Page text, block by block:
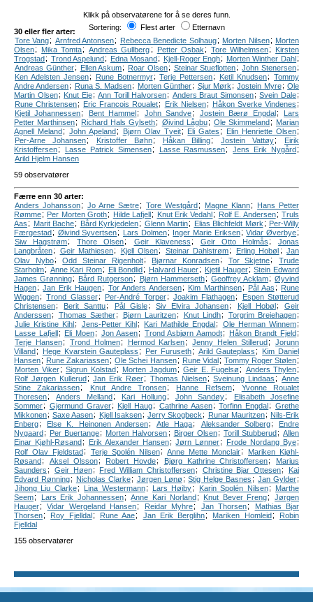
Klikk på observatørene for å se deres funn.
Sortering:
Flest arter Etternavn
30 eller fler arter:
Tore Vang; Arnfred Antonsen; Rebecca Benedicte Solhaug; Morten Nilsen; Morten
Olsen; Mika Tomta; Andreas Gullberg ; Petter Osbak ; Tore Wilhelmsen;
Kirsten
Trogstad; Trond Aspelund; Edna Mosand; Kjell-Roger Engh; Morten Winther Dahl;
Andreas Günther; Ellen Askum; Roar Olsen; Steinar Stueflotten; John Stenersen;
Ken Adelsten Jensen; Rune Botnermyr ; Terje Pettersen; Ketil Knudsen; Tommy
Andre Andersen; Runa S. Madsen; Morten Günther; Sjur Mørk ; Jostein Myre; Ole
Martin Olsen ; Knut Eie; Ann Torill Halvorsen; Anders Braut Simonsen; Svein Dale;
Rune Christensen; Eric Francois Roualet; Erik Nielsen; Håkon Sverke Vindenes ;
Kjetil Johannessen; Bent Hammel; John Sandve; Jostein Bærø Engdal;
Lars
Petter Marthinsen; Richard Hals Gylseth; Øivind Lågbu; Ole Skimmeland; Marian
Agnell Meland; John Apeland; Bjørn Olav Tveit ; Eli Gates ; Elin Henriette Olsen;
Per-Arne Johansen; Kristoffer Bøhn; Håkan Billing; Jostein Vattøy;
Eirik
Kristoffersen; Lasse Patrick Simensen; Lasse Rasmussen; Jens Erik Nygård;
Arild Hjelm Hansen
59 observatører
Færre enn 30 arter:
Anders Johansson; Jo Arne Sætre; Tore Westgård ; Magne Klann;
Hans Petter
Rømme; Per Morten Groth; Hilde Lafjell ; Knut Erik Vedahl ; Rolf E. Andersen; Truls
Aas ; Marit Bache; Bård Kyrkjedelen; Glenn Martin; Elias Blichfeldt Mørk ; Per-Willy
Færgestad ; Øivind Syvertsen; Lars Dolmen; Inger Marie Eriksen; Vidar Øverbye;
Siw Hagstrøm; Thore Olsen; Geir Klaveness ; Geir Otto Holmås ; Jonas
Langbråten; Geir Mathiesen; Kjell Olsen; Steinar Dahlstrøm; Erling Hobøl ; Jan
Olav Nybo; Odd Steinar Rigenholt; Bjørnar Konradsen; Tor Skjetne; Trude
Starholm; Anne Kari Rom; Eli Bondlid; Halvard Hauer; Kjetil Hauger; Stein Edward
James Grønning; Bård Rutgerson; Bjørn Hammerseth; Geoffrey Acklam; Øyvind
Hagen; Jan Erik Haugen; Tor Anders Andersen; Kim Marthinsen; Pål Aas ; Rune
Wiggen; Trond Glasser; Per-André Torper ; Joakim Flathagen;
Espen Støtterud
Christensen; Berit Santtu; Pål Gisle; Siv Elvira Johansen; Kjell Hobøl; Geir
Anderssen; Thomas Sæther; Bjørn Lauritzen; Knut Lindh; Torgrim Breiehagen;
Julie Kristine Kihl; Jens-Petter Kihl; Kari Mathilde Engdal; Ole Herman Winnem;
Lasse Lafjell; Eli Moen; Jon Aasen; Trond Asbjørn Aamodt; Håkon Brandt Fjeld;
Terje Hansen; Trond Holmen; Hermod Karlsen; Jenny Helen Stillerud; Jorunn
Villand; Hege Kvarstein Gauteplass ; Per Furuseth; Arild Gauteplass ;
Kim Daniel
Hansen; Rune Zakariassen; Ole Schei Hansen ; Rune Vidal; Tommy Roger Stølen;
Morten Viker ; Sigrun Kolstad ; Morten Jagdum ; Geir E. Fugelsø ; Anders Thylen;
Rolf Jørgen Kullerud; Jan Erik Røer; Thomas Nielsen; Sveinung Lindaas ; Anne
Stine Zakariassen; Knut Andre Tronsen; Hanne Refsem ;
Yvonne Roualet
Thoresen; Anders Melland ; Kari Hollung ; John Sandøy;
Elisabeth Josefine
Sommer; Gjermund Graver ; Kjell Haug; Cathrine Aasen; Torfinn Engdal ; Grethe
Mikkonen; Saxe Aasen; Kjell Isaksen; Jerry Skogbeck ; Runar Mauritzen; Nils-Erik
Enberg; Else K. Heinonen Andersen; Atle Haga; Aleksander Solberg;
Endre
Nygaard ; Per Buertange; Morten Halvorsen ; Birger Olsen; Torill Stubberud ; Allen
Einar Kjøhl-Røsand ; Erik Alexander Hansen ; Jørn Lønner; Frode Nordang Bye;
Rolf Olav Fjeldstad; Terje Spolén Nilsen ; Anne Mette Monclair;
Mariken Kjøhl-
Røsand; Aksel Olsson ; Robert Hovde; Bjørg Kathrine Christoffersen;
Marius
Saunders ; Geir Høen ; Fred William Christoffersen; Christine Bjar Ottesen;
Kai
Edvard Rønning; Nicholas Clarke; Jørgen Lønø ; Stig Helge Basnes ; Jan Gylder;
Jihong Liu Clarke; Lina Westermann; Lars Høiby; Karin Spolén Nilsen;
Marthe
Seem; Lars Erik Johannessen; Anne Kari Norland; Knut Bever Freng; Jørgen
Hauger; Vidar Wergeland Hansen; Reidar Myhre; Jan Thorsen;
Mathias Bjar
Thorsen; Roy Fjelldal; Rune Aae; Jan Erik Berglihn; Mariken Homleid;
Robin
Fjelldal
155 observatører